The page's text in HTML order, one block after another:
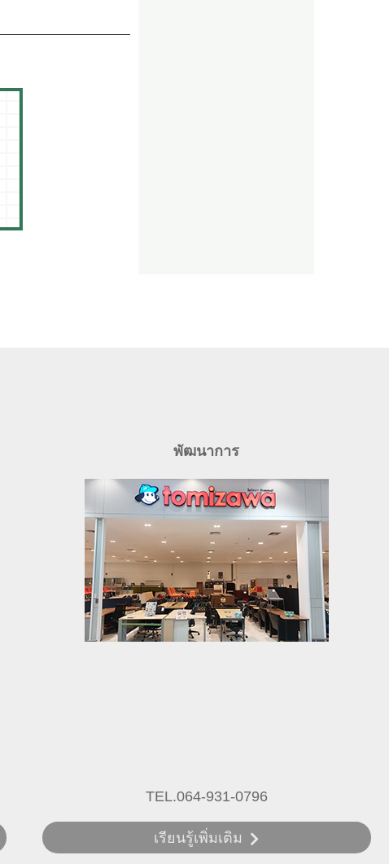
พัฒนาการ
TEL.064-931-0796
เรียนรู้เพิ่มเติม